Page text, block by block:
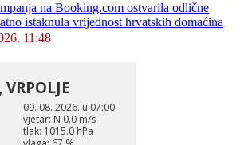
na Booking.com ostvarila odlične
istaknula vrijednost hrvatskih domaćina
11:48